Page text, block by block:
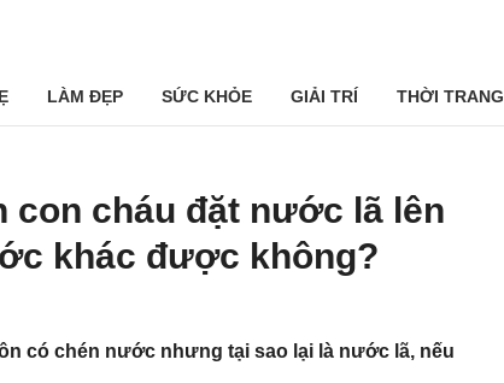
LÀM ĐẸP SỨC KHỎE GIẢI TRÍ THỜI TRANG
con cháu đặt nước lã lên
khác được không?
có chén nước nhưng tại sao lại là nước lã, nếu